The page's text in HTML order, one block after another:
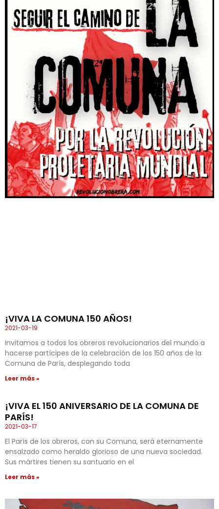
¡VIVA LA COMUNA 150 AÑOS!
2021-03-19
Invitamos a todos los obreros revolucionarios del mundo a
hacerse partícipes de la celebración de los 150 años de la
Comuna de París, desplegando toda
Leer más »
¡VIVA EL 150 ANIVERSARIO DE LA COMUNA DE
PARÍS!
2021-03-17
El París de los obreros, con su Comuna, será eternamente
ensalzado como heraldo glorioso de una nueva sociedad.
Sus mártires tienen su santuario en el
Leer más »